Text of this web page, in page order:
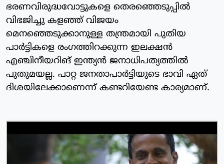
ഭരണവിരുദ്ധവോട്ടുകളെ തെരഞ്ഞെടുപ്പിൽ
വിഭജിച്ചു കളഞ്ഞ് വിജയം
മെനഞ്ഞെടുക്കാനുള്ള തന്ത്രമായി പുതിയ
പാർട്ടികളെ രംഗത്തിറക്കുന്ന ഇലക്ഷൻ
എഞ്ചിനീയറിങ് ഇന്ത്യൻ ജനാധിപത്യത്തിൽ
പുതുമയല്ല. പാറ്റ ജനതാപാർട്ടിയുടെ ഭാവി ഏത്
ദിശയിലേക്കാണെന്ന് കണ്ടറിയേണ്ട കാര്യമാണ്.